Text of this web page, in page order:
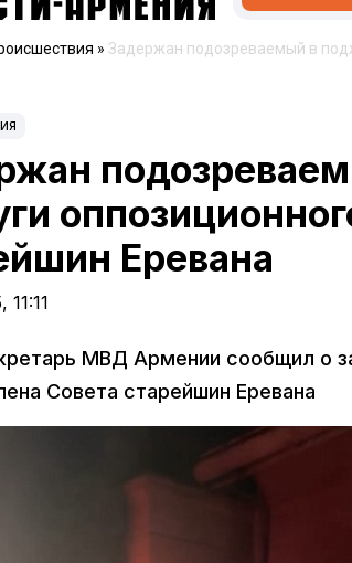
» Задержан подозреваемый в
Еревана
11:11
МВД Армении сообщил о
Совета старейшин Еревана